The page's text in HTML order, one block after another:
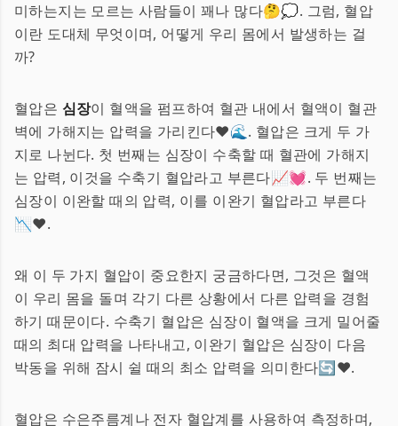
미하는지는 모르는 사람들이 꽤나 많다🤔💭. 그럼, 혈압
이란 도대체 무엇이며, 어떻게 우리 몸에서 발생하는 걸
까?
혈압은 심장이 혈액을 펌프하여 혈관 내에서 혈액이 혈관
벽에 가해지는 압력을 가리킨다❤️🌊. 혈압은 크게 두 가
지로 나뉜다. 첫 번째는 심장이 수축할 때 혈관에 가해지
는 압력, 이것을 수축기 혈압라고 부른다📈💓. 두 번째는
심장이 이완할 때의 압력, 이를 이완기 혈압라고 부른다
📉❤️.
왜 이 두 가지 혈압이 중요한지 궁금하다면, 그것은 혈액
이 우리 몸을 돌며 각기 다른 상황에서 다른 압력을 경험
하기 때문이다. 수축기 혈압은 심장이 혈액을 크게 밀어줄
때의 최대 압력을 나타내고, 이완기 혈압은 심장이 다음
박동을 위해 잠시 쉴 때의 최소 압력을 의미한다🔄❤️.
혈압은 수은주름계나 전자 혈압계를 사용하여 측정하며,